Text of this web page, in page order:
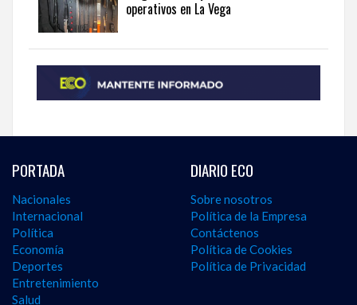
operativos en La Vega
PORTADA
Nacionales
Internacional
Política
Economía
Deportes
Entretenimiento
Salud
DIARIO ECO
Sobre nosotros
Política de la Empresa
Contáctenos
Política de Cookies
Política de Privacidad